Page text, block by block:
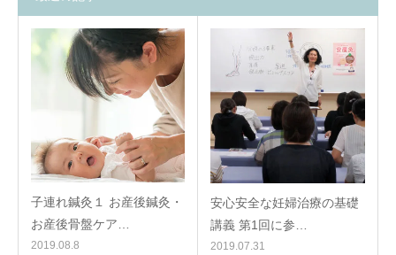
子連れ鍼灸１ お産後鍼灸・
お産後骨盤ケア…
2019.08.8
安心安全な妊婦治療の基礎
講義 第1回に参…
2019.07.31